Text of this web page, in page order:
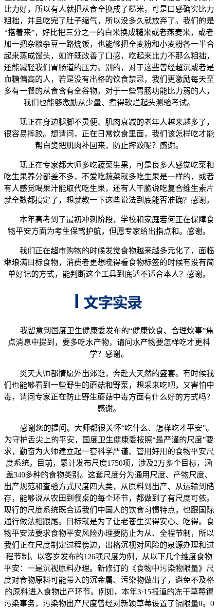
比力好，所以有人就把从食全换成了糙米，可是口感确实比力
粗拙，并且吃完了肚子缩气，所以没多久就放弃了。我们的是
“搭着来”，好比把三分之一的白米换成糙米或者燕麦米，或者
加一把杂粮杂豆一路烧饭，也能够把全麦粉和小麦粉各一半合
起来蒸成馒头，如许既改善了口感，吃起来比力不那么粗拙，
还能减轻我们胃肠道的压力。别的，对于这些曾经超沉或者是
血糖偏高的人，若是没有出格的饮食禁忌，我们更激励每天至
多有一餐的从食含有全谷物。对于一些胃肠功能比力弱的人，
我们也能够激励从少量、煮得软烂起头测验考试。
现正在身边腿脚不灵便、肌肉衰减的老年人越来越多了，
很容易摔跤。想请问，正在日常饮食里面，我们该怎样吃才能
帮白叟把肌肉补回来，防止摔跤呢？感谢。
现正在专家都大师多吃蔬菜生果，可是良多人感觉吃菜和
吃生果养分都差不多，不爱吃蔬菜就多吃生果是一样的，或者
有人感觉喝果汁能取代吃生果，还有人干脆说吃复合维生素片
就全数都搞定了，想就教一下这些说法到底能否准确？感谢。
本年高考到了最初冲刺阶段，学校和家庭若何正在保障食
物平安方面为考生保驾护航，但愿专家给出指点和。感谢。
我们正在超市购物的时候发觉食物越来越多元化了，面临
琳琅满目标食物，消费者更想晓得看食物标签的时候有没有简
单好记的方式，能判断这个工具到底适不适合本人？感谢。
我留意到国度卫生健康委发布的“健康饮食、合理炊事”焦
点消息中提到，要多吃水产物，请问水产物要怎样吃才更科
学？感谢。
炎天大师都情愿外出郊逛，奔赴大天然的盛宴。有时候我
们也能够看到一些野生的蘑菇和野菜，想采来吃吧，又害怕中
毒，请问专家正在防止野生蘑菇中毒方面有什么好的方式吗？
感谢。
感谢您的提问。大师都很关怀“吃什么、怎样吃才平安”。
为守护舌尖上的平安，国度卫生健康委按照“最严谨的尺度”要
求，勤奋为大师建立起一套科学严谨、管用好用的食物平安尺
度系统。目前，累计发布尺度1750项，涉及2万多个目标，涵
盖340多种的食物类别。这套尺度分为通用尺度、产物尺度、
出产规范和查验方式尺度四大类，从原料到出产、从运输到储
存，能够说从农田到餐桌的每个环节，都做到了有尺度可依。
现行的尺度系统既合适我们中国人的饮食习惯特点，也跟国际
通行做法相跟尾。目标就是为了让老苍生买得安心、吃得。食
物平安法要求食物平安风险办理要防止为从、全程节制，所以
我们正在尺度制定过程傍边，出格沉视对风险的泉源办理和过
程节制。以客岁发布的126项尺度为例，从以下几个维度食物
平安：一是沉视原料办理。新修订的《食物中污染物限量》尺
度对食物原料可能带入的沉金属、污染物做出了，避免不及格
的原料进入食物出产环节。例如，本年3·15报道的冻干草莓镉
污染事务，污染物出产尺度曾经对新颖草莓设置了镉限量0。0